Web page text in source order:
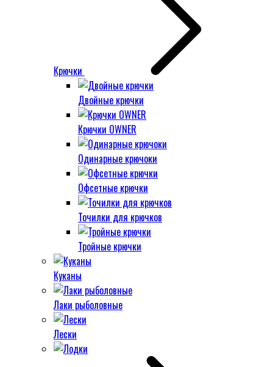
Крючки
Двойные крючки
Крючки OWNER
Одинарные крючоки
Офсетные крючки
Точилки для крючков
Тройные крючки
Куканы
Лаки рыболовные
Лески